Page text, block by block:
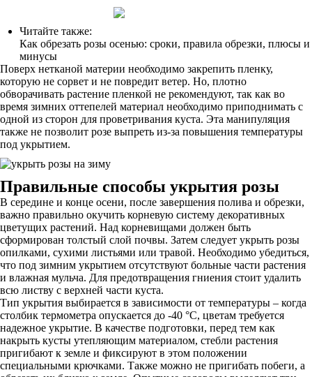
Читайте также:
Как обрезать розы осенью: сроки, правила обрезки, плюсы и
минусы
Поверх нетканой материи необходимо закрепить пленку,
которую не сорвет и не повредит ветер. Но, плотно
обворачивать растение пленкой не рекомендуют, так как во
время зимних оттепелей материал необходимо приподнимать с
одной из сторон для проветривания куста. Эта манипуляция
также не позволит розе выпреть из-за повышения температуры
под укрытием.
Правильные способы укрытия розы
В середине и конце осени, после завершения полива и обрезки,
важно правильно окучить корневую систему декоративных
цветущих растений. Над корневищами должен быть
сформирован толстый слой почвы. Затем следует укрыть розы
опилками, сухими листьями или травой. Необходимо убедиться,
что под зимним укрытием отсутствуют больные части растения
и влажная мульча. Для предотвращения гниения стоит удалить
всю листву с верхней части куста.
Тип укрытия выбирается в зависимости от температуры – когда
столбик термометра опускается до -40 °С, цветам требуется
надежное укрытие. В качестве подготовки, перед тем как
накрыть кусты утепляющим материалом, стебли растения
пригибают к земле и фиксируют в этом положении
специальными крючками. Также можно не пригибать побеги, а